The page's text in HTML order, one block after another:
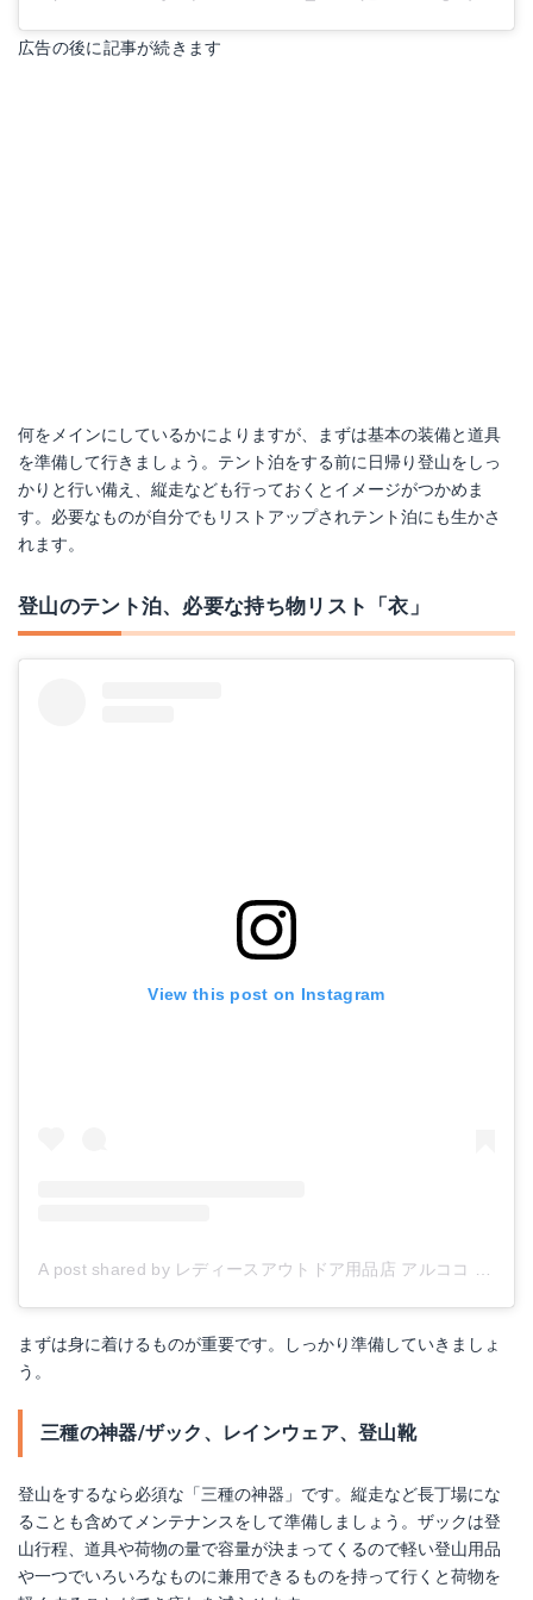
広告の後に記事が続きます
何をメインにしているかによりますが、まずは基本の装備と道具
を準備して行きましょう。テント泊をする前に日帰り登山をしっ
かりと行い備え、縦走なども行っておくとイメージがつかめま
す。必要なものが自分でもリストアップされテント泊にも生かさ
れます。
登山のテント泊、必要な持ち物リスト「衣」
View this post on Instagram
まずは身に着けるものが重要です。しっかり準備していきましょ
う。
三種の神器/ザック、レインウェア、登山靴
登山をするなら必須な「三種の神器」です。縦走など長丁場にな
ることも含めてメンテナンスをして準備しましょう。ザックは登
山行程、道具や荷物の量で容量が決まってくるので軽い登山用品
や一つでいろいろなものに兼用できるものを持って行くと荷物を